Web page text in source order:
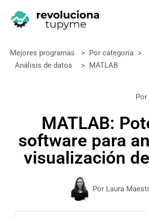
Mejores programas > Por categoría >
Análisis de datos
> MATLAB
MATLAB:
software para
visualización
Por Laura